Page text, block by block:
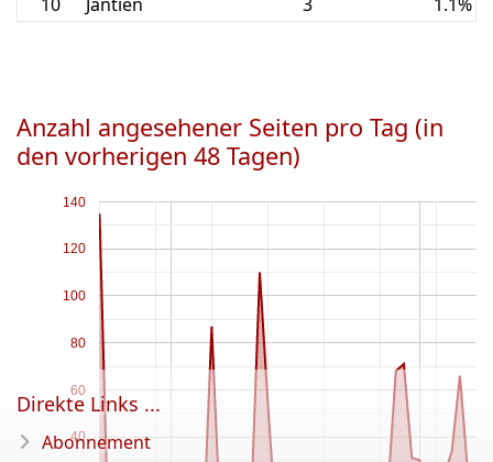
Anzahl angesehener Seiten pro Tag (in
den vorherigen 48 Tagen)
40
60
80
100
120
140
Direkte Links ...
Abonnement